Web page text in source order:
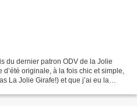
du dernier patron ODV de la Jolie
originale, à la fois chic et simple,
La Jolie Girafe!) et que j’ai eu la